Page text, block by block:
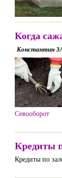
Когда
Константин
Севооборот
Кредиты
Кредиты по